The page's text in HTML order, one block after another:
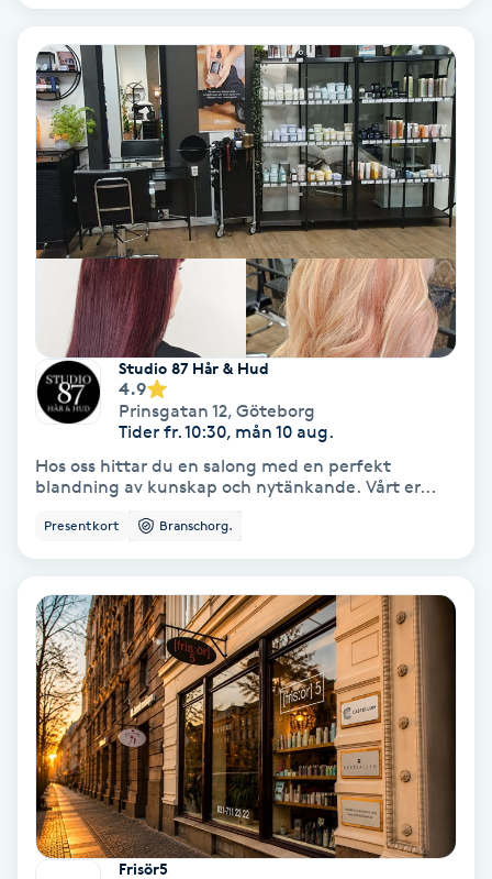
Vampyrbehandling
Vaxning
Vaxning brasiliansk
Veterinär
Vibrationsmassage
Vinyasa Yoga
Volymfransar
Vårtor
Yin Yoga
Yoga
Yoga Nidra
Yogamassage
Zonterapi
Studio 87 Hår & Hud
4.9
Prinsgatan 12, Göteborg
Tider fr. 10:30, mån 10 aug.
Hos oss hittar du en salong med en perfekt
blandning av kunskap och nytänkande. Vårt er...
Presentkort Branschorg.
Frisör5